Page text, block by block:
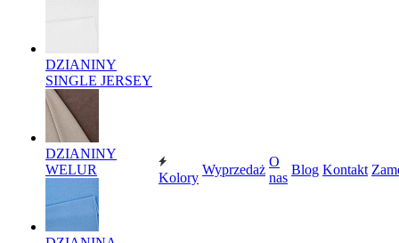
DZIANINY
SINGLE JERSEY
DZIANINY
WELUR
Kolory
Wyprzedaż
O
nas
Blog Kontakt